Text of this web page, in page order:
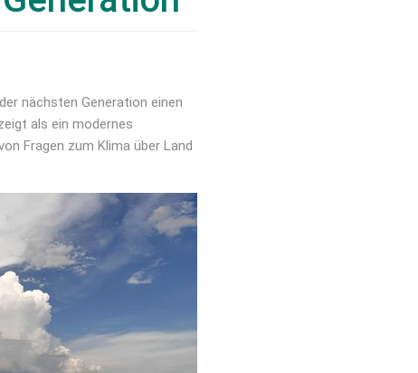
nächsten Generation einen
als ein modernes
Fragen zum Klima über Land